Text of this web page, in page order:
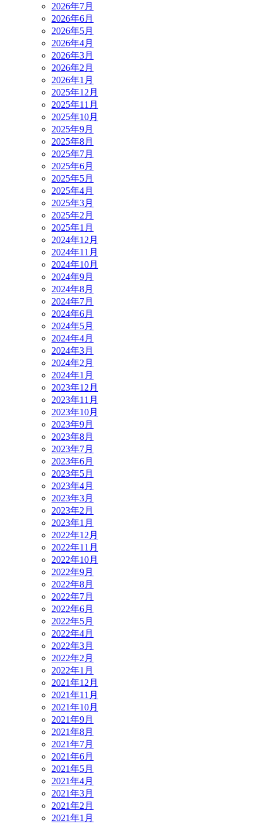
2026年7月
2026年6月
2026年5月
2026年4月
2026年3月
2026年2月
2026年1月
2025年12月
2025年11月
2025年10月
2025年9月
2025年8月
2025年7月
2025年6月
2025年5月
2025年4月
2025年3月
2025年2月
2025年1月
2024年12月
2024年11月
2024年10月
2024年9月
2024年8月
2024年7月
2024年6月
2024年5月
2024年4月
2024年3月
2024年2月
2024年1月
2023年12月
2023年11月
2023年10月
2023年9月
2023年8月
2023年7月
2023年6月
2023年5月
2023年4月
2023年3月
2023年2月
2023年1月
2022年12月
2022年11月
2022年10月
2022年9月
2022年8月
2022年7月
2022年6月
2022年5月
2022年4月
2022年3月
2022年2月
2022年1月
2021年12月
2021年11月
2021年10月
2021年9月
2021年8月
2021年7月
2021年6月
2021年5月
2021年4月
2021年3月
2021年2月
2021年1月